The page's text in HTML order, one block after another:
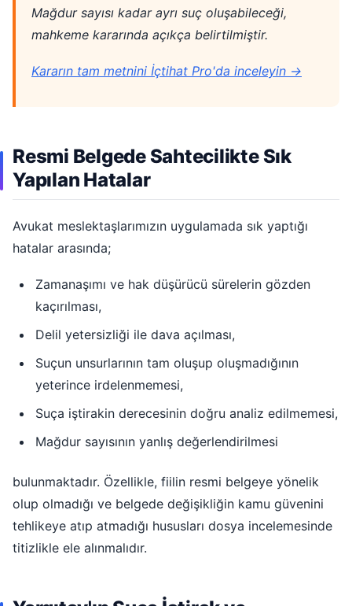
Mağdur sayısı kadar ayrı suç oluşabileceği,
mahkeme kararında açıkça belirtilmiştir.
Kararın tam metnini İçtihat Pro'da inceleyin →
Resmi Belgede Sahtecilikte Sık
Yapılan Hatalar
Avukat meslektaşlarımızın uygulamada sık yaptığı
hatalar arasında;
Zamanaşımı ve hak düşürücü sürelerin gözden
kaçırılması,
Delil yetersizliği ile dava açılması,
Suçun unsurlarının tam oluşup oluşmadığının
yeterince irdelenmemesi,
Suça iştirakin derecesinin doğru analiz edilmemesi,
Mağdur sayısının yanlış değerlendirilmesi
bulunmaktadır. Özellikle, fiilin resmi belgeye yönelik
olup olmadığı ve belgede değişikliğin kamu güvenini
tehlikeye atıp atmadığı hususları dosya incelemesinde
titizlikle ele alınmalıdır.